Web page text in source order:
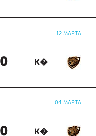
12 МАРТА
0 К�
04 МАРТА
0 К�